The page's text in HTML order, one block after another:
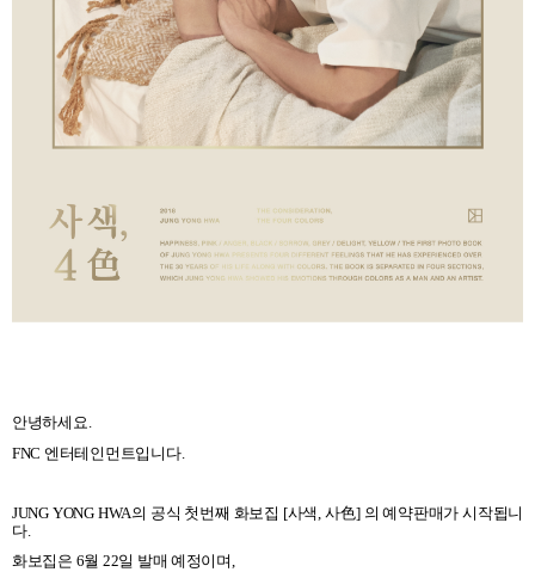
안녕하세요.
FNC 엔터테인먼트입니다.
JUNG YONG HWA의 공식 첫번째 화보집 [사색 사色] 의 예약판매가 시작됩니
다.
화보집은 6월 22일 발매 예정이며,